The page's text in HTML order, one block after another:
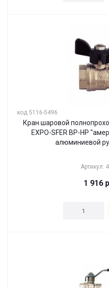
код 5116-5496
Кран шаровой
EXPO-SFER ВР-НР
алюминиевой
Артикул:
1 916